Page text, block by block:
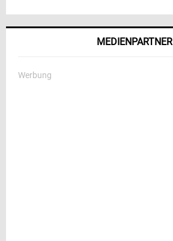
MEDIENPARTNER
Werbung